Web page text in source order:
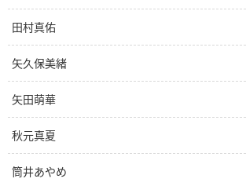
田村真佑
矢久保美緒
矢田萌華
秋元真夏
筒井あやめ